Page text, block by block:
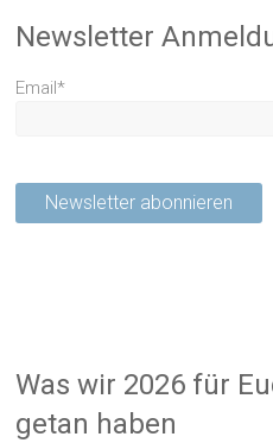
Newsletter
Email*
Was wir 2026 für
getan haben